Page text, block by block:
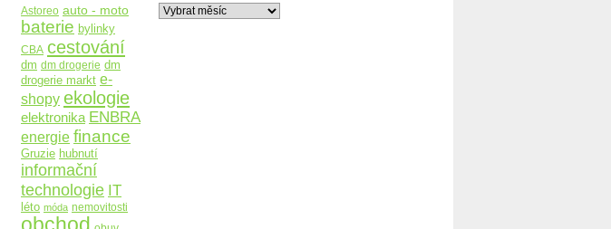
Astoreo auto - moto
baterie bylinky
CBA cestování
dm dm drogerie dm
drogerie markt e-
shopy ekologie
elektronika ENBRA
energie finance
Gruzie hubnutí
informační
technologie IT
léto móda nemovitosti
obchod
Archiv